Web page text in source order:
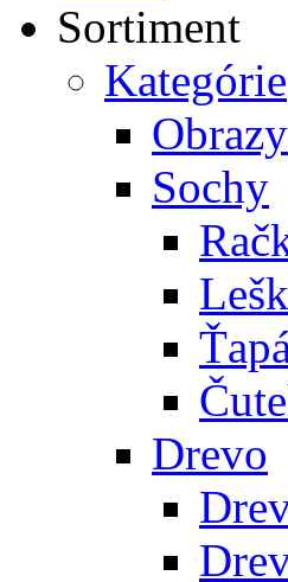
Sortiment
Kategórie
Obrazy
Sochy
Drevo